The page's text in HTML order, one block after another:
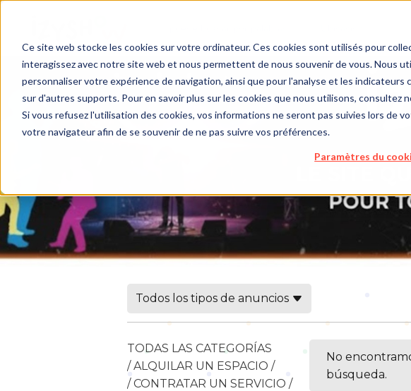
Ce site web stocke les cookies sur votre ordinateur. Ces cookies sont utilisés pour
interagissez avec notre site web et nous permettent de nous souvenir de vous. Nous
personnaliser votre expérience de navigation, ainsi que pour l'analyse et les
sur d'autres supports. Pour en savoir plus sur les cookies que nous utilisons,
Si vous refusez l'utilisation des cookies, vos informations ne seront pas suivies lors de
votre navigateur afin de se souvenir de ne pas suivre vos préférences.
Paramètres du
Todos los tipos de anuncios
TODAS LAS CATEGORÍAS
/ ALQUILAR UN ESPACIO /
/ CONTRATAR UN SERVICIO /
No
búsqueda.